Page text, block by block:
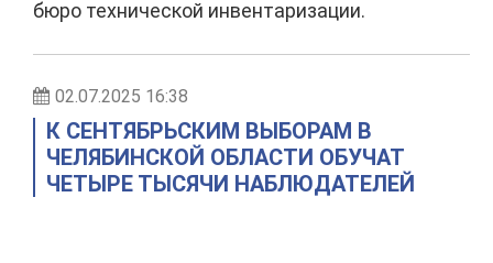
бюро технической инвентаризации.
02.07.2025 16:38
К СЕНТЯБРЬСКИМ ВЫБОРАМ В
ЧЕЛЯБИНСКОЙ ОБЛАСТИ ОБУЧАТ
ЧЕТЫРЕ ТЫСЯЧИ НАБЛЮДАТЕЛЕЙ